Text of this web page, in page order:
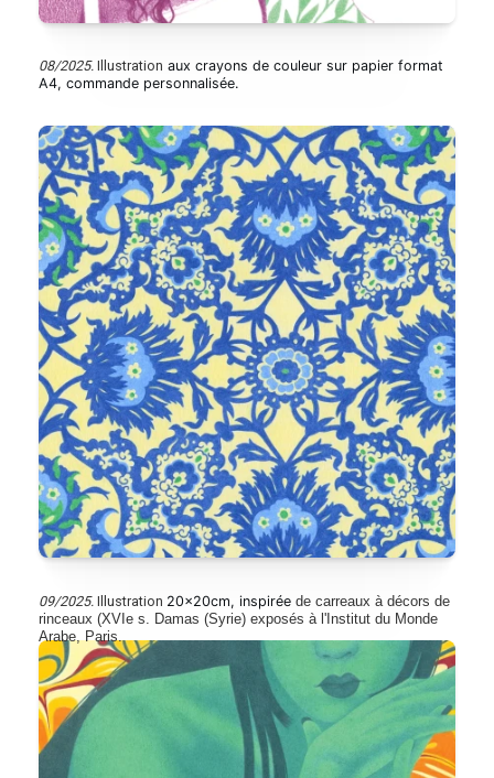
09/2025. Illustration 20x20cm, inspirée de carreaux à décors de
rinceaux (XVIe s. Damas (Syrie) exposés à l'Institut du Monde
Arabe, Paris.
08/2025. Illustration aux crayons de couleur sur papier format
A4, commande personnalisée.